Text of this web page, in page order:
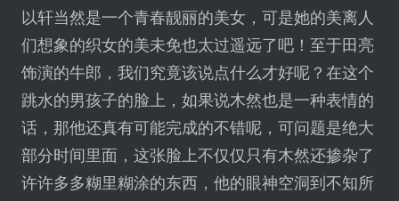
以轩当然是一个青春靓丽的美女，可是她的美离人
们想象的织女的美未免也太过遥远了吧！至于田亮
饰演的牛郎，我们究竟该说点什么才好呢？在这个
跳水的男孩子的脸上，如果说木然也是一种表情的
话，那他还真有可能完成的不错呢，可问题是绝大
部分时间里面，这张脸上不仅仅只有木然还掺杂了
许许多多糊里糊涂的东西，他的眼神空洞到不知所